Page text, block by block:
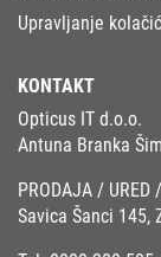
Upravljanje
KONTAKT
Opticus IT d.o.o.
Antuna Branka
PRODAJA / URED
Savica Šanci 145,